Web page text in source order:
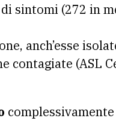
sintomi (272 in
anch’esse
contagiate (ASL